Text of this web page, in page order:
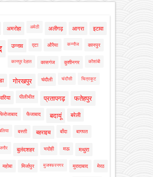
अमरोहा अमेठी अलीगढ़ आगरा इटावा
उन्नाव एटा औरैया कन्नौज कानपुर
कानपुर देहात कासगंज कुशीनगर कौशांबी
गोरखपुर चंदौली चंदौसी चित्रकूट
पीलीभीत प्रतापगढ़ फतेहपुर
फैजाबाद बदायूं बरेली
बस्ती बहराइच बाँदा बागपत
बुलंदशहर भदोही मऊ मथुरा
महोबा मिर्जापुर मुजफ्फरनगर मुरादाबाद मेरठ